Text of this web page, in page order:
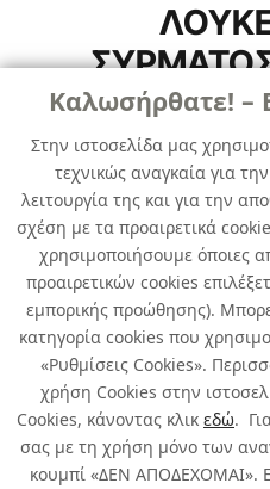
Καλωσήρθατε! –
Στην ιστοσελίδα μας
τεχνικώς αναγκαία για
λειτουργία της και για την
σχέση με τα προαιρετικά
χρησιμοποιήσουμε όποιες
προαιρετικών cookies
εμπορικής προώθησης).
κατηγορία cookies που
«Ρυθμίσεις Cookies».
χρήση Cookies στην
Cookies, κάνοντας κλικ εδώ.
σας με τη χρήση μόνο των
κουμπί «ΔΕΝ ΑΠΟΔΕΧΟΜΑΙ».
Ποδηλάτου
0προϊόντα
Δεν βρέθηκαν προϊόντα